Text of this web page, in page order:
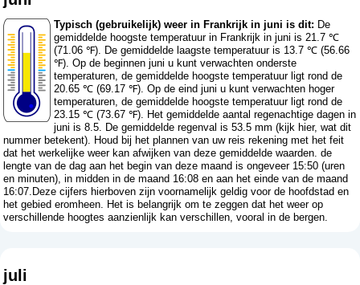
Typisch (gebruikelijk) weer in Frankrijk in juni is dit: De
gemiddelde hoogste temperatuur in Frankrijk in juni is 21.7 ℃
(71.06 ℉). De gemiddelde laagste temperatuur is 13.7 ℃ (56.66
℉). Op de beginnen juni u kunt verwachten onderste
temperaturen, de gemiddelde hoogste temperatuur ligt rond de
20.65 ℃ (69.17 ℉). Op de eind juni u kunt verwachten hoger
temperaturen, de gemiddelde hoogste temperatuur ligt rond de
23.15 ℃ (73.67 ℉). Het gemiddelde aantal regenachtige dagen in
juni is 8.5. De gemiddelde regenval is 53.5 mm (kijk hier, wat dit
nummer betekent). Houd bij het plannen van uw reis rekening met het feit
dat het werkelijke weer kan afwijken van deze gemiddelde waarden. de
lengte van de dag aan het begin van deze maand is ongeveer 15:50 (uren
en minuten), in midden in de maand 16:08 en aan het einde van de maand
16:07.Deze cijfers hierboven zijn voornamelijk geldig voor de hoofdstad en
het gebied eromheen. Het is belangrijk om te zeggen dat het weer op
verschillende hoogtes aanzienlijk kan verschillen, vooral in de bergen.
juli